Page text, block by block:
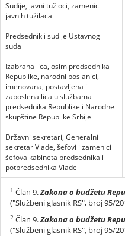
Sudije, javni tužioci, zamenici
javnih tužilaca
Predsednik i sudije Ustavnog
suda
Izabrana lica, osim predsednika
Republike, narodni poslanici,
imenovana, postavljena i
zaposlena lica u službama
predsednika Republike i Narodne
skupštine Republike Srbije
Državni sekretari, Generalni
sekretar Vlade, šefovi i zamenici
šefova kabineta predsednika i
potpredsednika Vlade
1 Član 9.Zakona o budžetu
("Službeni glasnik RS", broj 95/
2 Član 9.Zakona o budžetu
("Službeni glasnik RS", broj 95/